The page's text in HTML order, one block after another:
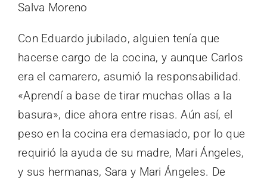
Salva Moreno
Con Eduardo jubilado, alguien tenía que
hacerse cargo de la cocina, y aunque Carlos
era el camarero, asumió la responsabilidad.
«Aprendí a base de tirar muchas ollas a la
basura», dice ahora entre risas. Aún así, el
peso en la cocina era demasiado, por lo que
requirió la ayuda de su madre, Mari Ángeles,
y sus hermanas, Sara y Mari Ángeles. De